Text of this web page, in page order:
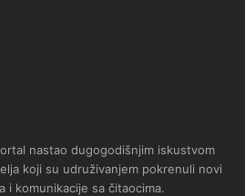
nastao dugogodišnjim iskustvom
koji su udruživanjem pokrenuli novi
i komunikacije sa čitaocima.